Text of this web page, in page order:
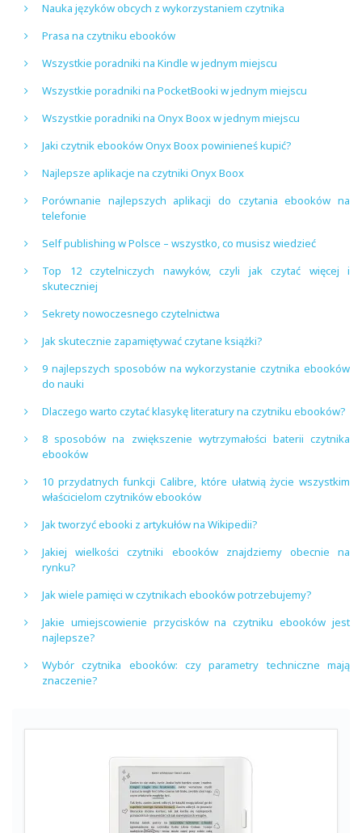
Nauka języków obcych z wykorzystaniem czytnika
Prasa na czytniku ebooków
Wszystkie poradniki na Kindle w jednym miejscu
Wszystkie poradniki na PocketBooki w jednym miejscu
Wszystkie poradniki na Onyx Boox w jednym miejscu
Jaki czytnik ebooków Onyx Boox powinieneś kupić?
Najlepsze aplikacje na czytniki Onyx Boox
Porównanie najlepszych aplikacji do czytania ebooków na
telefonie
Self publishing w Polsce – wszystko, co musisz wiedzieć
Top 12 czytelniczych nawyków, czyli jak czytać więcej i
skuteczniej
Sekrety nowoczesnego czytelnictwa
Jak skutecznie zapamiętywać czytane książki?
9 najlepszych sposobów na wykorzystanie czytnika ebooków
do nauki
Dlaczego warto czytać klasykę literatury na czytniku ebooków?
8 sposobów na zwiększenie wytrzymałości baterii czytnika
ebooków
10 przydatnych funkcji Calibre, które ułatwią życie wszystkim
właścicielom czytników ebooków
Jak tworzyć ebooki z artykułów na Wikipedii?
Jakiej wielkości czytniki ebooków znajdziemy obecnie na
rynku?
Jak wiele pamięci w czytnikach ebooków potrzebujemy?
Jakie umiejscowienie przycisków na czytniku ebooków jest
najlepsze?
Wybór czytnika ebooków: czy parametry techniczne mają
znaczenie?